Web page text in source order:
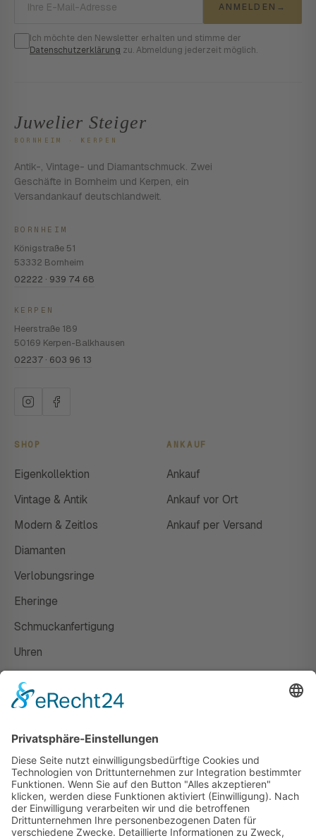
ANMELDEN →
Ich möchte den Newsletter erhalten und stimme der
Datenschutzerklärung zu. Abmeldung jederzeit möglich.
Juwelier Steiger
BORNHEIM · KERPEN
Antik-, Vintage- und Diamantschmuck. Zwei
Geschäfte in Bornheim und Kerpen, ein
Versandankauf deutschlandweit.
BORNHEIM
Königstraße 51
53332 Bornheim
02222 · 939 74 68
KERPEN
Heerstraße 189
50169 Kerpen-Balkhausen
02237 · 603 96 13
SHOP
Eigenkollektion
Vintage & Antik
Modern & Zeitlos
Diamanten
Verlobungsringe
Eheringe
Schmuckanfertigung
Uhren
ANKAUF
Ankauf
Ankauf vor Ort
Ankauf per Versand
Susanne Steiger
Geschäfte
Newsletter
Kontakt